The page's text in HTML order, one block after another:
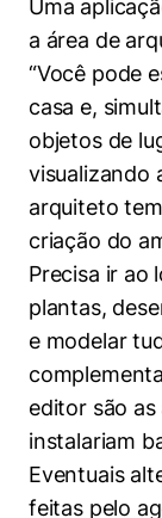
Uma
a área de
“Você pode
casa e,
objetos de
visualizando
arquiteto
criação do
Precisa ir ao
plantas,
e modelar
editor são
instalariam
Eventuais
feitas pelo